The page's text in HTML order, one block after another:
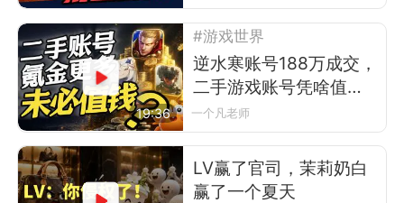
19:36
#游戏世界
逆水寒账号188万成交，
二手游戏账号凭啥值
钱？
一个凡老师
LV赢了官司，茉莉奶白
赢了一个夏天